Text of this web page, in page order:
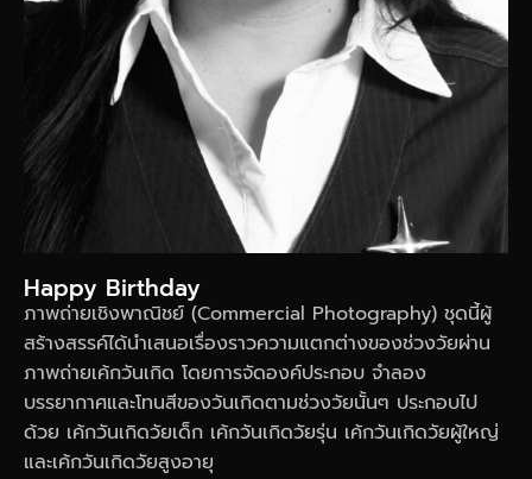
Happy Birthday
ภาพถ่ายเชิงพาณิชย์ (Commercial Photography) ชุดนี้ผู้
สร้างสรรค์ได้นำเสนอเรื่องราวความแตกต่างของช่วงวัยผ่าน
ภาพถ่ายเค้กวันเกิด โดยการจัดองค์ประกอบ จำลอง
บรรยากาศและโทนสีของวันเกิดตามช่วงวัยนั้นๆ ประกอบไป
ด้วย เค้กวันเกิดวัยเด็ก เค้กวันเกิดวัยรุ่น เค้กวันเกิดวัยผู้ใหญ่
และเค้กวันเกิดวัยสูงอายุ